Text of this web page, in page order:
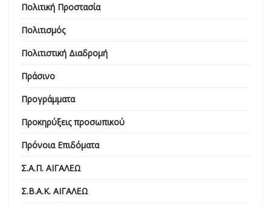
Πολιτική Προστασία
Πολιτισμός
Πολιτιστική Διαδρομή
Πράσινο
Προγράμματα
Προκηρύξεις προσωπικού
Πρόνοια Επιδόματα
Σ.Α.Π. ΑΙΓΑΛΕΩ
Σ.Β.Α.Κ. ΑΙΓΑΛΕΩ